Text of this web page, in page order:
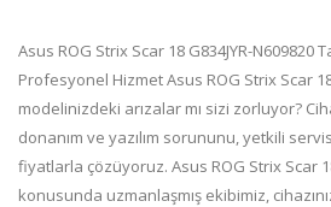
Asus ROG Strix Scar 18 G834JYR-N609820
Profesyonel Hizmet Asus ROG Strix Scar 18
modelinizdeki arızalar mı sizi zorluyor?
donanım ve yazılım sorununu, yetkili
fiyatlarla çözüyoruz. Asus ROG Strix Scar
konusunda uzmanlaşmış ekibimiz,